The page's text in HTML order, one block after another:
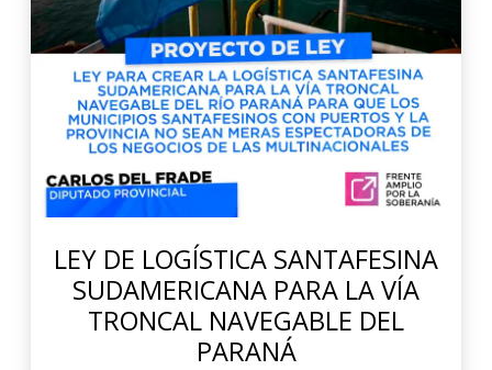
LEY DE LOGÍSTICA SANTAFESINA
SUDAMERICANA PARA LA VÍA
TRONCAL NAVEGABLE DEL
PARANÁ